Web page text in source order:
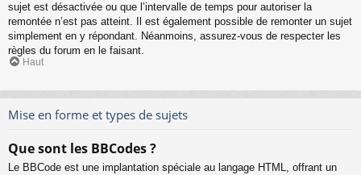
sujet est désactivée ou que l’intervalle de temps pour autoriser la
remontée n’est pas atteint. Il est également possible de remonter un sujet
simplement en y répondant. Néanmoins, assurez-vous de respecter les
règles du forum en le faisant.
Haut
Mise en forme et types de sujets
Que sont les BBCodes ?
Le BBCode est une implantation spéciale au langage HTML, offrant un